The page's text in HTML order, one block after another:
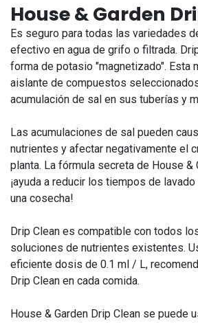
House & Garden
Es seguro para todas las variedades
efectivo en agua de grifo o filtrada.
forma de potasio "magnetizado". Esta
aislante de compuestos
acumulación de sal en sus tuberías y
Las acumulaciones de sal pueden
nutrientes y afectar negativamente el
planta. La fórmula secreta de House &
¡ayuda a reducir los tiempos de
una cosecha!
Drip Clean es compatible con todos
soluciones de nutrientes existentes.
eficiente dosis de 0.1 ml / L,
Drip Clean en cada comida.
House & Garden Drip Clean se puede